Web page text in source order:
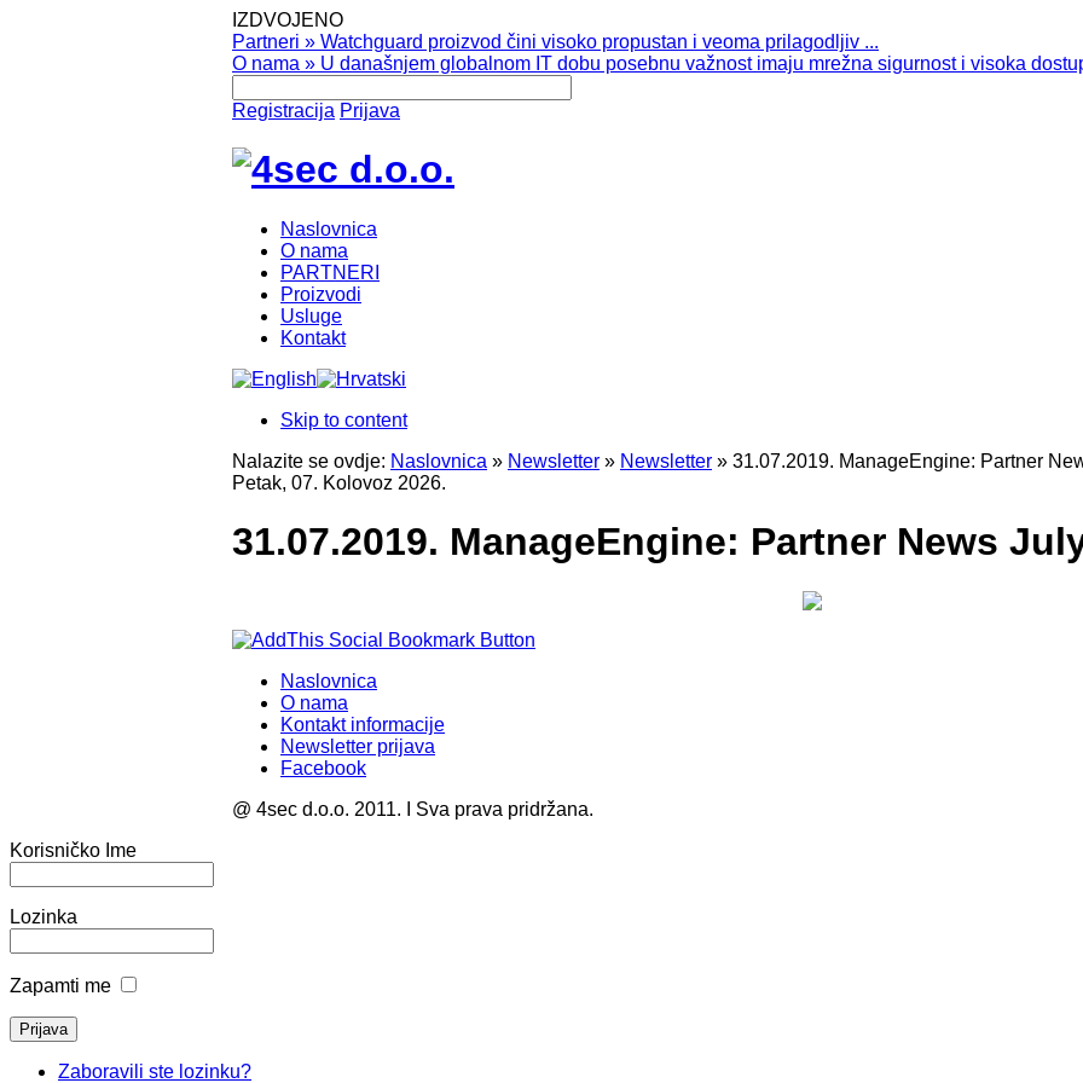
IZDVOJENO
Partneri » Watchguard proizvod čini visoko propustan i veoma prilagodljiv ...
O nama » U današnjem globalnom IT dobu posebnu važnost imaju mrežna sigurnost i visoka
Registracija Prijava
Naslovnica
O nama
PARTNERI
Proizvodi
Usluge
Kontakt
Skip to content
Nalazite se ovdje: Naslovnica » Newsletter » Newsletter » 31.07.2019. ManageEngine: Partner
Petak, 07. Kolovoz 2026.
31.07.2019. ManageEngine: Partner News
Naslovnica
O nama
Kontakt informacije
Newsletter prijava
Facebook
@ 4sec d.o.o. 2011. I Sva prava pridržana.
Korisničko Ime
Lozinka
Zapamti me
Zaboravili ste lozinku?